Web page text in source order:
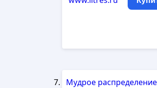
Мудрое распределение